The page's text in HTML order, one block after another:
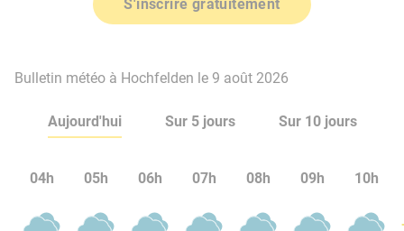
S'inscrire gratuitement
Bulletin météo à Hochfelden le 9 août 2026
Aujourd'hui Sur 5 jours Sur 10 jours
04h 05h 06h 07h 08h 09h 10h